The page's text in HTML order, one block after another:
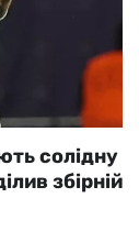
солідну
збірній